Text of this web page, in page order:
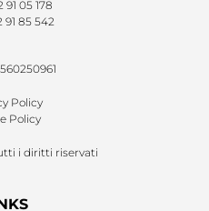
91 05 178
91 85 542
Policy
Policy
i diritti riservati